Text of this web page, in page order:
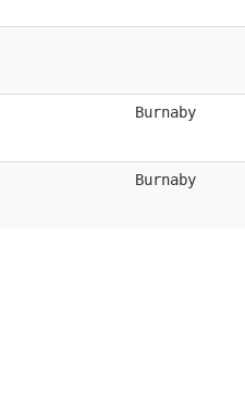
Burnaby
Burnaby